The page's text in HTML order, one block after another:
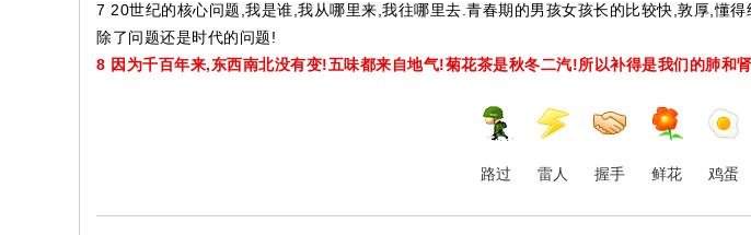
7 20世纪的核心问题,我是谁,我从哪里来,我往哪里去.青春期的男孩女孩长的比较快,敦厚,懂
除了问题还是时代的问题!
8 因为千百年来,东西南北没有变!五味都来自地气!菊花茶是秋冬二汽!所以补得是我们的肺和
路过 雷人 握手 鲜花 鸡蛋